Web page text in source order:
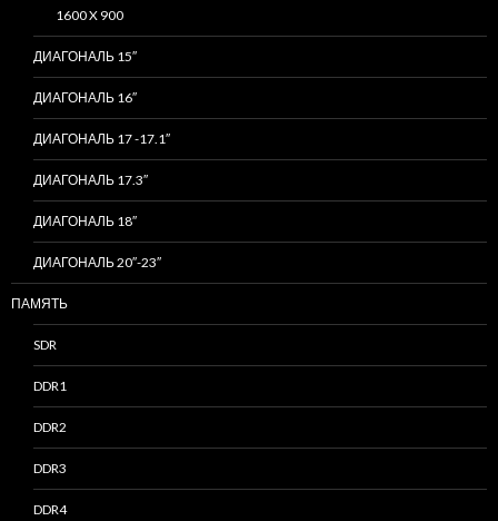
1600 X 900
ДИАГОНАЛЬ 15″
ДИАГОНАЛЬ 16″
ДИАГОНАЛЬ 17 -17.1″
ДИАГОНАЛЬ 17.3″
ДИАГОНАЛЬ 18″
ДИАГОНАЛЬ 20″-23″
ПАМЯТЬ
SDR
DDR1
DDR2
DDR3
DDR4